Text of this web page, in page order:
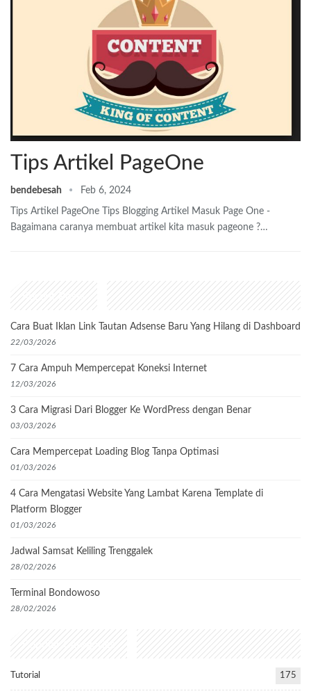
Tips Artikel PageOne
bendebesah Feb 6, 2024
Tips Artikel PageOne Tips Blogging Artikel Masuk Page One -
Bagaimana caranya membuat artikel kita masuk pageone ?…
Recent Posts
Cara Buat Iklan Link Tautan Adsense Baru Yang Hilang di Dashboard
22/03/2026
7 Cara Ampuh Mempercepat Koneksi Internet
12/03/2026
3 Cara Migrasi Dari Blogger Ke WordPress dengan Benar
03/03/2026
Cara Mempercepat Loading Blog Tanpa Optimasi
01/03/2026
4 Cara Mengatasi Website Yang Lambat Karena Template di
Platform Blogger
01/03/2026
Jadwal Samsat Keliling Trenggalek
28/02/2026
Terminal Bondowoso
28/02/2026
Popular Categories
Tutorial 175